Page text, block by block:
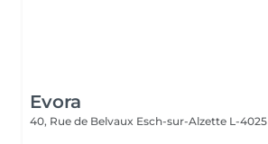
Evora
40, Rue de Belvaux Esch-sur-Alzette L-4025